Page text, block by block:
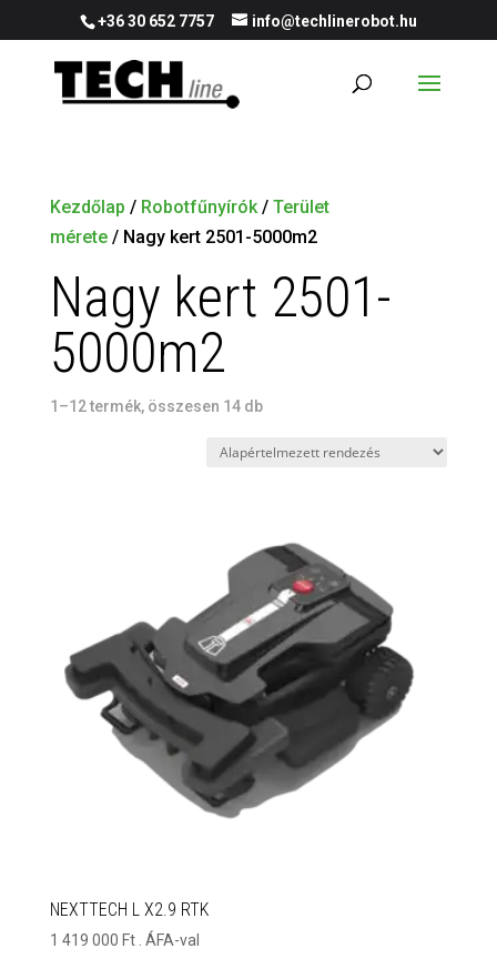
+36 30 652 7757 info@techlinerobot.hu
Kezdőlap / Robotfűnyírók/ Terület
mérete/ Nagy kert 2501-5000m2
Nagy kert 2501-
5000m2
1–12 termék, összesen 14 db
NEXTTECH L X2.9 RTK
1 419 000 Ft . ÁFA-val